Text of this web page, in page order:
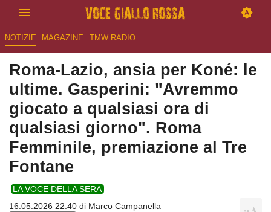
NOTIZIE MAGAZINE TMW RADIO
Roma-Lazio, ansia per Koné: le
ultime. Gasperini: "Avremmo
giocato a qualsiasi ora di
qualsiasi giorno". Roma
Femminile, premiazione al Tre
Fontane
LA VOCE DELLA SERA
16.05.2026 22:40 di Marco Campanella